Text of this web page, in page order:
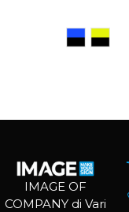
IMAGE OF
COMPANY di Vari